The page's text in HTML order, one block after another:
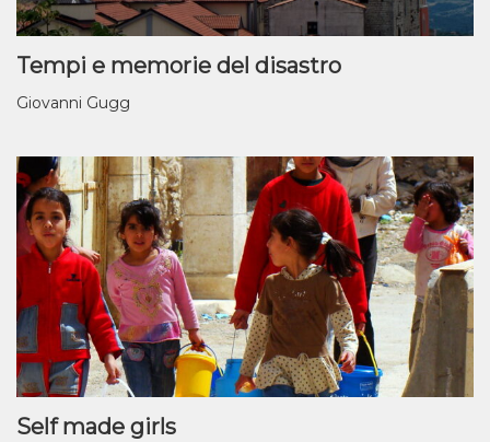
Tempi e memorie del disastro
Giovanni Gugg
Self made girls